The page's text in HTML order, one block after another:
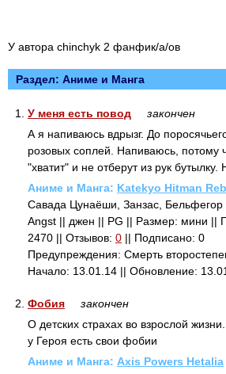
У автора chinchyk 2 фанфик/а/ов
Раздел: Аниме и Манга
1. У меня есть повод
закончен
А я напиваюсь вдрызг. До
розовых соплей. Напиваюсь, потому
"хватит" и не отберут из рук бутылку.
Аниме и Манга: Katekyo Hitman
Савада Цунаёши, Занзас, Бельфегор
Angst || джен || PG || Размер: мини ||
2470 || Отзывов: 0 || Подписано: 0
Предупреждения: Смерть
Начало: 13.01.14 || Обновление:
2. Фобия
закончен
О детских страхах во взрослой
у Героя есть свои фобии
Аниме и Манга: Axis Powers Hetalia